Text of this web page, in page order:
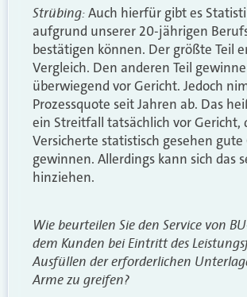
Strübing:Auch hierfür gibt es
aufgrund unserer 20-jährigen
bestätigen können. Der größte Teil
Vergleich. Den anderen Teil
überwiegend vor Gericht. Jedoch
Prozessquote seit Jahren ab. Das
ein Streitfall tatsächlich vor Gericht,
Versicherte statistisch gesehen gute
gewinnen. Allerdings kann sich das
hinziehen.
Wie beurteilen Sie den Service von
dem Kunden bei Eintritt des
Ausfüllen der erforderlichen
Arme zu greifen?